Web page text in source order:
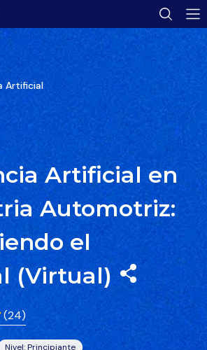
Artificial
Artificial en
Automotriz:
el
(Virtual)
(24)
Nivel: Principiante
ha enviado con éxito.
tu bandeja de correo.